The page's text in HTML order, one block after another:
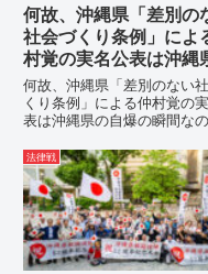
何故、沖縄県「差別の
社会づくり条例」によ
村覚の実名公表は沖縄
自爆の瞬間なのか？そ
つの理由。
何故、沖縄県「差別のない
くり条例」による仲村覚の
表は沖縄県の自爆の瞬間な
強行しようとしている「仲
実名公表」。行政側はこの
を、特定の個人を社会的制裁
い込むための「仕上げ」だ
て...
法律戦